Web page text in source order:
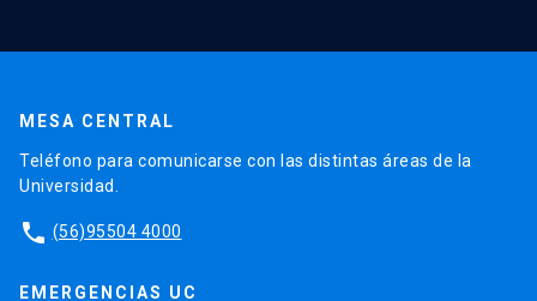
MESA CENTRAL
Teléfono para comunicarse con las distintas áreas de la
Universidad.
phone (56)95504 4000
EMERGENCIAS UC